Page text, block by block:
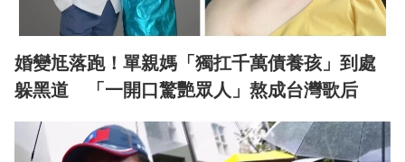
婚變尪落跑！單親媽「獨扛千萬債養孩」到處
躲黑道 「一開口驚艷眾人」熬成台灣歌后